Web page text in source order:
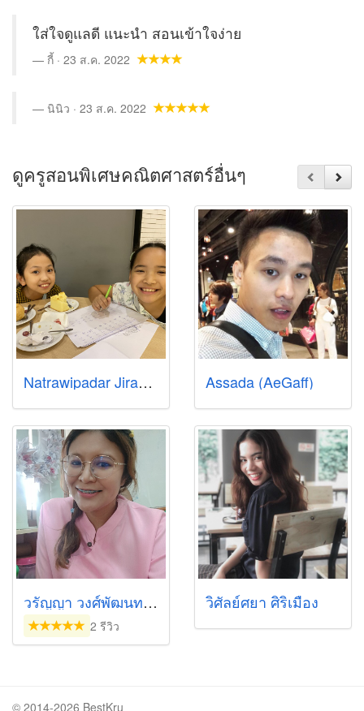
ใส่ใจดูแลดี แนะนำ สอนเข้าใจง่าย
กี้ · 23 ส.ค. 2022
นินิว · 23 ส.ค. 2022
ดูครูสอนพิเศษคณิตศาสตร์อื่นๆ
Natrawipadar Jirawaraschai (Kru Snooker) Assada (AeGaff)
วรัญญา วงศ์พัฒนทรัพย์
2 รีวิว
วิศัลย์ศยา ศิริเมือง
© 2014-2026 BestKru